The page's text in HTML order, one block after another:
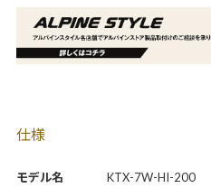
モデル名 KTX-7W-HI-200
仕様